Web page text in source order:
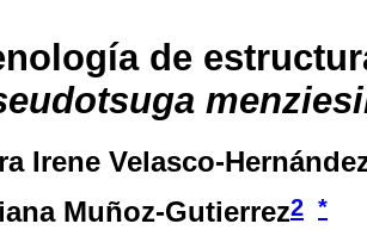
de
Irene Velasco-
Muñoz-Gutierrez2 *